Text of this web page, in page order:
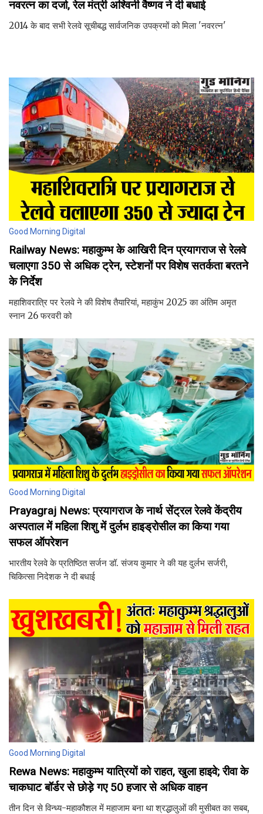
नवरत्न का दर्जा, रेल मंत्री अश्विनी वैष्णव ने दी बधाई
2014 के बाद सभी रेलवे सूचीबद्ध सार्वजनिक उपक्रमों को मिला 'नवरत्न'
Good Morning Digital
Railway News: महाकुम्भ के आखिरी दिन प्रयागराज से रेलवे
चलाएगा 350 से अधिक ट्रेन, स्टेशनों पर विशेष सतर्कता बरतने
के निर्देश
महाशिवरात्रि पर रेलवे ने की विशेष तैयारियां, महाकुंभ 2025 का अंतिम अमृत
स्नान 26 फरवरी को
Good Morning Digital
Prayagraj News: प्रयागराज के नार्थ सेंट्रल रेलवे केंद्रीय
अस्पताल में महिला शिशु में दुर्लभ हाइड्रोसील का किया गया
सफल ऑपरेशन
भारतीय रेलवे के प्रतिष्ठित सर्जन डॉ. संजय कुमार ने की यह दुर्लभ सर्जरी,
चिकित्सा निदेशक ने दी बधाई
Good Morning Digital
Rewa News: महाकुम्भ यात्रियों को राहत, खुला हाइवे; रीवा के
चाकघाट बॉर्डर से छोड़े गए 50 हजार से अधिक वाहन
तीन दिन से विन्ध्य-महाकौशल में महाजाम बना था श्रद्धालुओं की मुसीबत का सबब,